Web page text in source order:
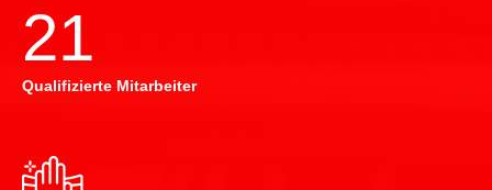
22
Qualifizierte Mitarbeiter